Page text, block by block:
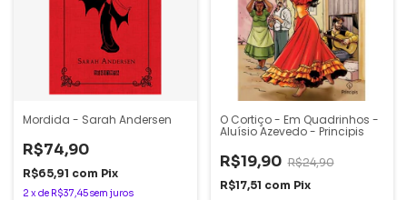
Mordida - Sarah Andersen
R$74,90
R$65,91 com Pix
2 x de R$37,45sem juros
O Cortiço - Em Quadrinhos -
Aluísio Azevedo - Principis
R$19,90 R$24,90
R$17,51 com Pix